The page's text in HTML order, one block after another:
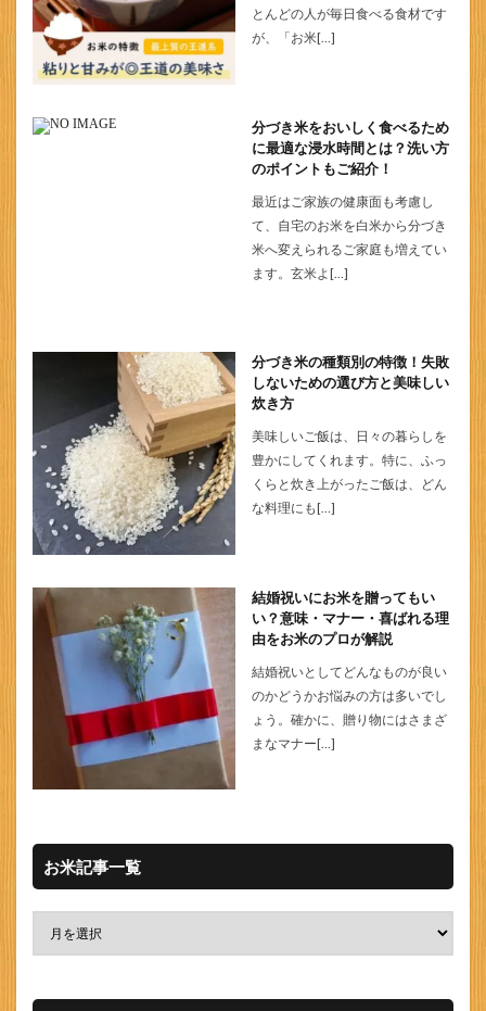
とんどの人が毎日食べる食材です
が、「お米[…]
分づき米をおいしく食べるため
に最適な浸水時間とは？洗い方
のポイントもご紹介！
最近はご家族の健康面も考慮し
て、自宅のお米を白米から分づき
米へ変えられるご家庭も増えてい
ます。玄米よ[…]
分づき米の種類別の特徴！失敗
しないための選び方と美味しい
炊き方
美味しいご飯は、日々の暮らしを
豊かにしてくれます。特に、ふっ
くらと炊き上がったご飯は、どん
な料理にも[…]
結婚祝いにお米を贈ってもい
い？意味・マナー・喜ばれる理
由をお米のプロが解説
結婚祝いとしてどんなものが良い
のかどうかお悩みの方は多いでし
ょう。確かに、贈り物にはさまざ
まなマナー[…]
お米記事一覧